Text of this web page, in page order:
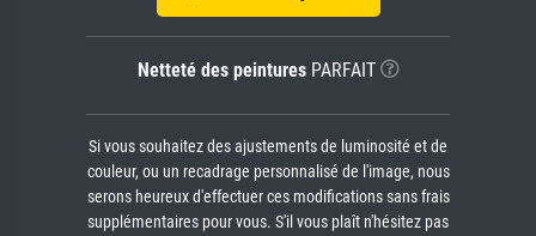
Netteté des peinturesPARFAIT
Si vous souhaitez des ajustements de luminosité et de
couleur, ou un recadrage personnalisé de l'image, nous
serons heureux d'effectuer ces modifications sans frais
supplémentaires pour vous. S'il vous plaît n'hésitez pas